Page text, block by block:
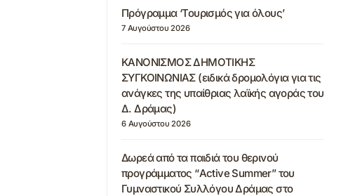
Πρόγραμμα ‘Τουρισμός για όλους’
7 Αυγούστου 2026
ΚΑΝΟΝΙΣΜΟΣ ΔΗΜΟΤΙΚΗΣ
ΣΥΓΚΟΙΝΩΝΙΑΣ (ειδικά δρομολόγια για τις
ανάγκες της υπαίθριας λαϊκής αγοράς του
Δ. Δράμας)
6 Αυγούστου 2026
Δωρεά από τα παιδιά του θερινού
προγράμματος “Active Summer” του
Γυμναστικού Συλλόγου Δράμας στο